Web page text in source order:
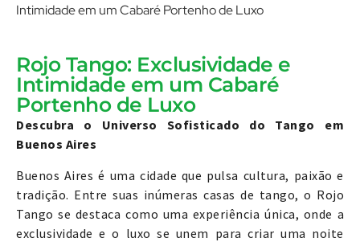
Intimidade em um Cabaré Portenho de Luxo
Rojo Tango: Exclusividade e
Intimidade em um Cabaré
Portenho de Luxo
Descubra o Universo Sofisticado do Tango em
Buenos Aires
Buenos Aires é uma cidade que pulsa cultura, paixão e
tradição. Entre suas inúmeras casas de tango, o Rojo
Tango se destaca como uma experiência única, onde a
exclusividade e o luxo se unem para criar uma noite